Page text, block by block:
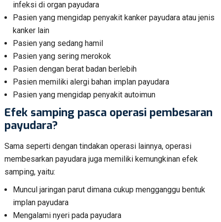
infeksi di organ payudara
Pasien yang mengidap penyakit kanker payudara atau jenis
kanker lain
Pasien yang sedang hamil
Pasien yang sering merokok
Pasien dengan berat badan berlebih
Pasien memiliki alergi bahan implan payudara
Pasien yang mengidap penyakit autoimun
Efek samping pasca operasi pembesaran
payudara?
Sama seperti dengan tindakan operasi lainnya, operasi
membesarkan payudara juga memiliki kemungkinan efek
samping, yaitu:
Muncul jaringan parut dimana cukup mengganggu bentuk
implan payudara
Mengalami nyeri pada payudara